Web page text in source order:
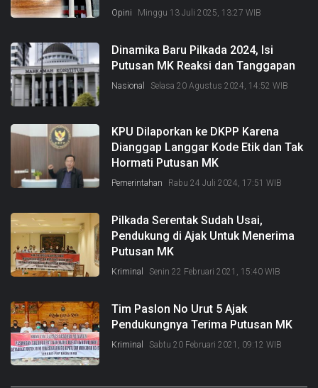
Opini Minggu 13 Juli 2025, 13:27 WIB
Dinamika Baru Pilkada 2024, Isi
Putusan MK Reaksi dan Tanggapan
Nasional Selasa 20 Agustus 2024, 14:52 WIB
KPU Dilaporkan ke DKPP Karena
Dianggap Langgar Kode Etik dan Tak
Hormati Putusan MK
Pemerintahan Rabu 24 Juli 2024, 17:51 WIB
Pilkada Serentak Sudah Usai,
Pendukung di Ajak Untuk Menerima
Putusan MK
Kriminal Senin 22 Februari 2021, 15:40 WIB
Tim Paslon No Urut 5 Ajak
Pendukungnya Terima Putusan MK
Kriminal Sabtu 20 Februari 2021, 09:12 WIB